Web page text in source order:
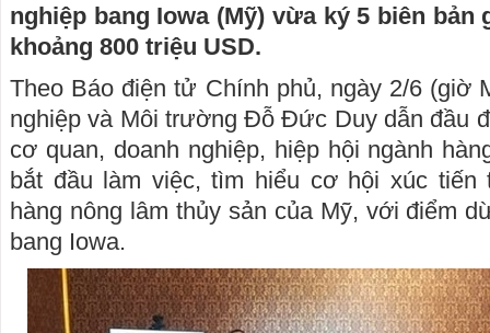
nghiệp bang Iowa (Mỹ) vừa ký 5 biên
khoảng 800 triệu USD.
Theo Báo điện tử Chính phủ, ngày 2/6 (giờ
nghiệp và Môi trường Đỗ Đức Duy dẫn đầu
cơ quan, doanh nghiệp, hiệp hội ngành
bắt đầu làm việc, tìm hiểu cơ hội xúc tiến
hàng nông lâm thủy sản của Mỹ, với điểm
bang Iowa.